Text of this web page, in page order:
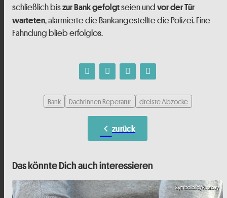
schließlich biszur Bank gefolgtseien und vor der Tür
warteten, alarmierte die Bankangestellte die Polizei. Eine
Fahndung blieb erfolglos.
Bank Dachrinnen Reperatur dreiste Abzocke
chevron_left zurück
Das könnte Dich auch interessieren
Symbolbild/Pixabay